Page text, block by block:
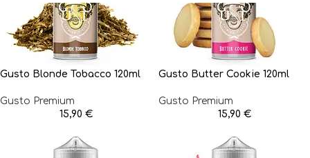
Gusto Blonde Tobacco 120ml
Gusto Premium
15,90 €
Gusto Butter Cookie 120ml
Gusto Premium
15,90 €